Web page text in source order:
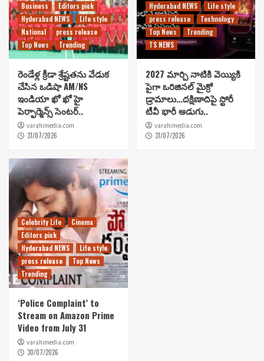
Business
Editors pick
Hyderabad NEWS
Life style
National
press release
Top News
Trending
రెండేళ్ల క్రీడా శ్రేష్టతను వేడుక
చేసిన ఒడిషా AM/NS
ఇండియా ఖో ఖో హై
పెర్ఫార్మెన్స్ సెంటర్..
varahimedia.com
31/07/2026
Hyderabad NEWS
Life style
press release
Technology
Top News
Trending
TS NEWS
2027 మార్చి నాటికి వెయ్యికి
పైగా ఒరిజినల్ మైక్రో
డ్రామాలు…దక్షిణాదిపై స్టోరీ
టీవీ భారీ అడుగు..
varahimedia.com
31/07/2026
Celebrity Life
Cinema
Editors pick
Hyderabad NEWS
Life style
press release
Top News
Trending
‘Police Complaint’ to
Stream on Amazon Prime
Video from July 31
varahimedia.com
30/07/2026